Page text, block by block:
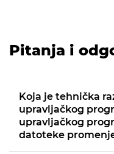
Pitanja i
Koja je tehnička
upravljačkog
upravljačkog
datoteke